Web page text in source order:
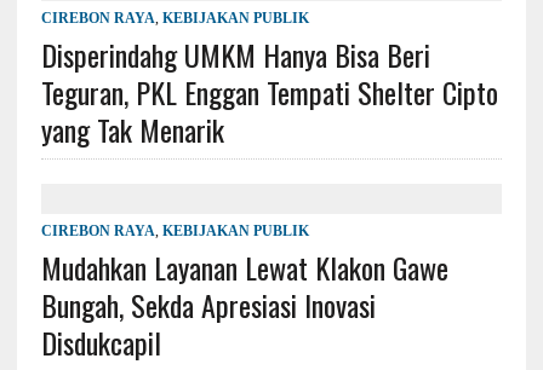
CIREBON RAYA KEBIJAKAN PUBLIK
Disperindahg UMKM Hanya Bisa Beri
Teguran, PKL Enggan Tempati Shelter Cipto
yang Tak Menarik
CIREBON RAYA KEBIJAKAN PUBLIK
Mudahkan Layanan Lewat Klakon Gawe
Bungah, Sekda Apresiasi Inovasi
Disdukcapil